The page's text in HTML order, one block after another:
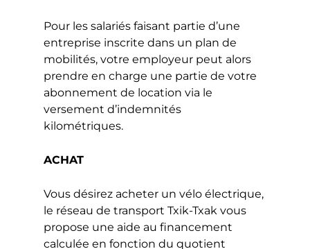
Pour les salariés faisant partie d’une
entreprise inscrite dans un plan de
mobilités, votre employeur peut alors
prendre en charge une partie de votre
abonnement de location via le
versement d’indemnités
kilométriques.
ACHAT
Vous désirez acheter un vélo électrique,
le réseau de transport Txik-Txak vous
propose une aide au financement
calculée en fonction du quotient